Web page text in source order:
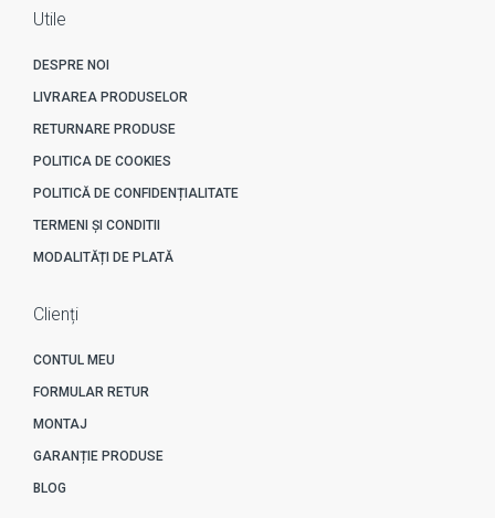
Utile
DESPRE NOI
LIVRAREA PRODUSELOR
RETURNARE PRODUSE
POLITICA DE COOKIES
POLITICĂ DE CONFIDENȚIALITATE
TERMENI ȘI CONDITII
MODALITĂȚI DE PLATĂ
Clienți
CONTUL MEU
FORMULAR RETUR
MONTAJ
GARANȚIE PRODUSE
BLOG